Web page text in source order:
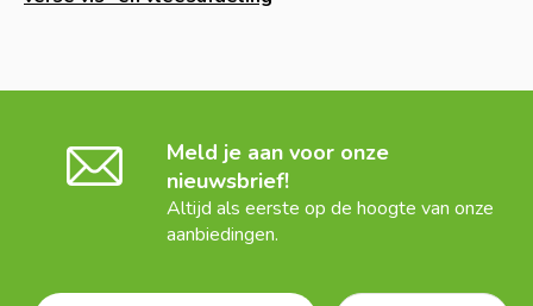
Meld je aan voor onze
nieuwsbrief!
Altijd als eerste op de hoogte van onze
aanbiedingen.